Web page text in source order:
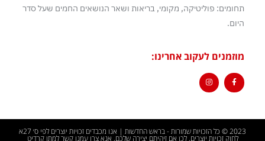
תחומים: פוליטיקה, מקומי, בריאות ושאר הנושאים החמים שעל סדר
היום.
מוזמנים לעקוב אחרינו:
2023 © כל הזכויות שמורות - בראש החדשות | אנו מכבדים זכויות יוצרים לפי ס׳ 27א
לחוק זכויות יוצרים, לכן אם זיהיתם יצירה שלכם, אנא צרו עמנו קשר למתן קרדיט